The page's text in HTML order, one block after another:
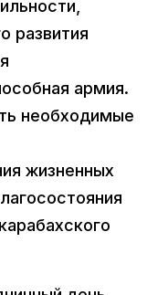
развития
армия.
необходимые
жизненных